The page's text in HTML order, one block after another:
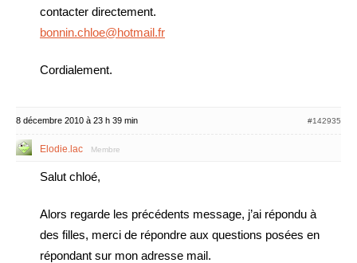
contacter directement.
bonnin.chloe@hotmail.fr
Cordialement.
8 décembre 2010 à 23 h 39 min #142935
Elodie.lac Membre
Salut chloé,
Alors regarde les précédents message, j’ai répondu à
des filles, merci de répondre aux questions posées en
répondant sur mon adresse mail.